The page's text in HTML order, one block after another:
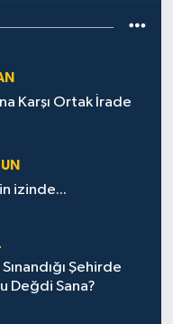
Karşı Ortak İrade
izinde...
Sınandığı Şehirde
Değdi Sana?